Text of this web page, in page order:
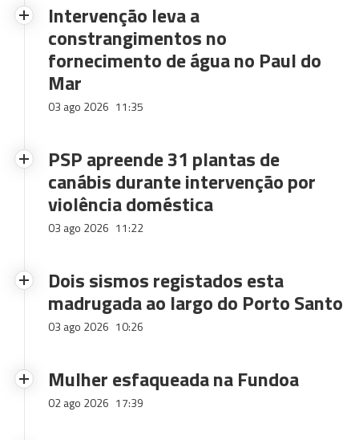
Intervenção leva a
constrangimentos no
fornecimento de água no Paul do
Mar
03 ago 2026 11:35
PSP apreende 31 plantas de
canábis durante intervenção por
violência doméstica
03 ago 2026 11:22
Dois sismos registados esta
madrugada ao largo do Porto Santo
03 ago 2026 10:26
Mulher esfaqueada na Fundoa
02 ago 2026 17:39